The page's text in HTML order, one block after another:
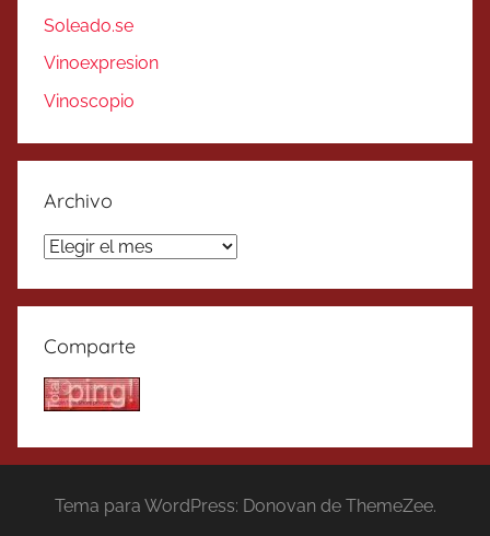
Soleado.se
Vinoexpresion
Vinoscopio
Archivo
Archivo
Comparte
Tema para WordPress: Donovan de ThemeZee.